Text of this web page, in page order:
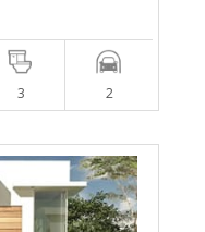
3 2